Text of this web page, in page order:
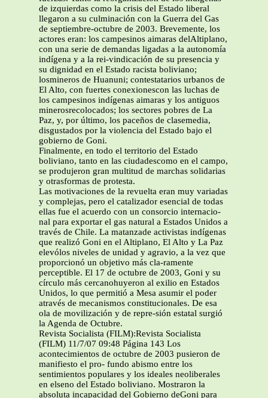
de izquierdas como la crisis del Estado liberal
llegaron a su culminación con la Guerra del Gas
de septiembre-octubre de 2003. Brevemente, los
actores eran: los campesinos aimaras delAltiplano,
con una serie de demandas ligadas a la autonomía
indígena y a la rei-vindicación de su presencia y
su dignidad en el Estado racista boliviano;
losmineros de Huanuni; contestatarios urbanos de
El Alto, con fuertes conexionescon las luchas de
los campesinos indígenas aimaras y los antiguos
minerosrecolocados; los sectores pobres de La
Paz, y, por último, los paceños de clasemedia,
disgustados por la violencia del Estado bajo el
gobierno de Goni.
Finalmente, en todo el territorio del Estado
boliviano, tanto en las ciudadescomo en el campo,
se produjeron gran multitud de marchas solidarias
y otrasformas de protesta.
Las motivaciones de la revuelta eran muy variadas
y complejas, pero el catalizador esencial de todas
ellas fue el acuerdo con un consorcio internacio-
nal para exportar el gas natural a Estados Unidos a
través de Chile. La matanzade activistas indígenas
que realizó Goni en el Altiplano, El Alto y La Paz
elevólos niveles de unidad y agravio, a la vez que
proporcionó un objetivo más cla-ramente
perceptible. El 17 de octubre de 2003, Goni y su
círculo más cercanohuyeron al exilio en Estados
Unidos, lo que permitió a Mesa asumir el poder
através de mecanismos constitucionales. De esa
ola de movilización y de repre-sión estatal surgió
la Agenda de Octubre.
Revista Socialista (FILM):Revista Socialista
(FILM) 11/7/07 09:48 Página 143 Los
acontecimientos de octubre de 2003 pusieron de
manifiesto el pro- fundo abismo entre los
sentimientos populares y los ideales neoliberales
en elseno del Estado boliviano. Mostraron la
absoluta incapacidad del Gobierno deGoni para